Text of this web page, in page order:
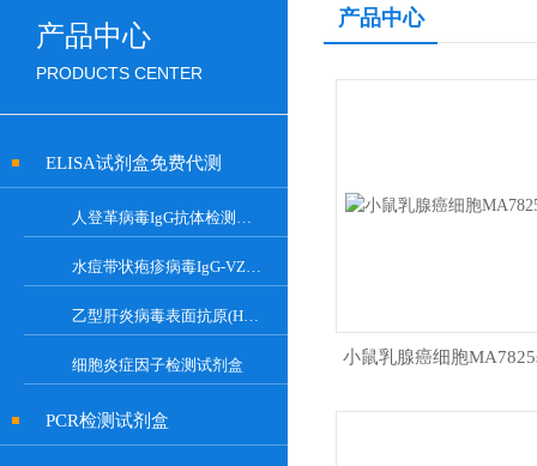
产品中心
PRODUCTS CENTER
ELISA试剂盒免费代测
人登革病毒IgG抗体检测试剂盒
水痘带状疱疹病毒IgG-VZV Elisa检测试剂盒
乙型肝炎病毒表面抗原(HBsAg)试剂盒
细胞炎症因子检测试剂盒
PCR检测试剂盒
产品中心
小鼠乳腺癌细胞